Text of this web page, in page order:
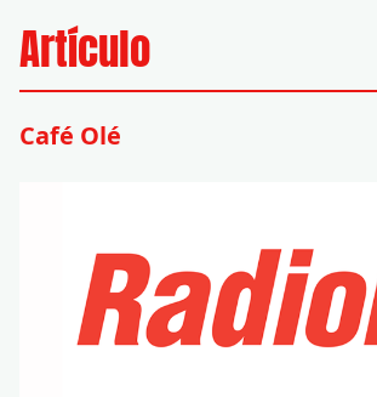
Artículo
Café Olé